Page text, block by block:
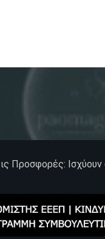
Προσφορές: